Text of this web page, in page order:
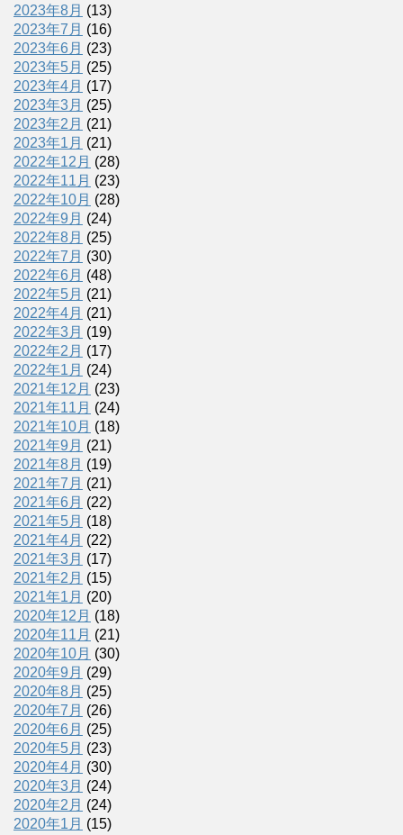
2023年8月 (13)
2023年7月 (16)
2023年6月 (23)
2023年5月 (25)
2023年4月 (17)
2023年3月 (25)
2023年2月 (21)
2023年1月 (21)
2022年12月 (28)
2022年11月 (23)
2022年10月 (28)
2022年9月 (24)
2022年8月 (25)
2022年7月 (30)
2022年6月 (48)
2022年5月 (21)
2022年4月 (21)
2022年3月 (19)
2022年2月 (17)
2022年1月 (24)
2021年12月 (23)
2021年11月 (24)
2021年10月 (18)
2021年9月 (21)
2021年8月 (19)
2021年7月 (21)
2021年6月 (22)
2021年5月 (18)
2021年4月 (22)
2021年3月 (17)
2021年2月 (15)
2021年1月 (20)
2020年12月 (18)
2020年11月 (21)
2020年10月 (30)
2020年9月 (29)
2020年8月 (25)
2020年7月 (26)
2020年6月 (25)
2020年5月 (23)
2020年4月 (30)
2020年3月 (24)
2020年2月 (24)
2020年1月 (15)